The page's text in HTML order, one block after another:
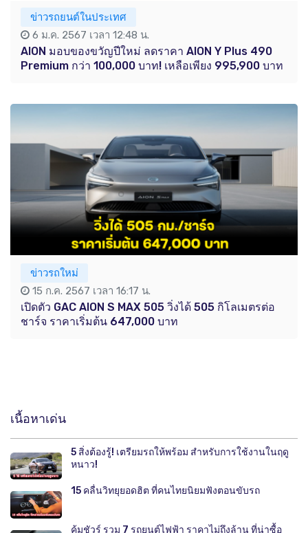
ข่าวรถยนต์ในประเทศ
6 ม.ค. 2567 เวลา 12:48 น.
AION มอบของขวัญปีใหม่ ลดราคา AION Y Plus 490
Premium กว่า 100,000 บาท! เหลือเพียง 995,900 บาท
ข่าวรถใหม่
15 ก.ค. 2567 เวลา 16:17 น.
เปิดตัว GAC AION S MAX 505 วิ่งได้ 505 กิโลเมตรต่อ
ชาร์จ ราคาเริ่มต้น 647,000 บาท
เนื้อหาเด่น
5 สิ่งต้องรู้! เตรียมรถให้พร้อม สำหรับการใช้งานในฤดู
หนาว!
15 คลื่นวิทยุยอดฮิต ที่คนไทยนิยมฟังตอนขับรถ
คุ้มชัวร์ รวม 7 รถยนต์ไฟฟ้า ราคาไม่ถึงล้าน ที่น่าซื้อ